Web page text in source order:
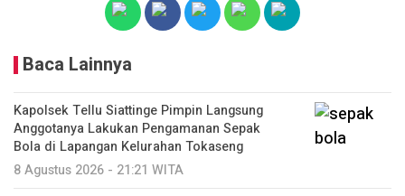
Baca Lainnya
Kapolsek Tellu Siattinge Pimpin Langsung
Anggotanya Lakukan Pengamanan Sepak
Bola di Lapangan Kelurahan Tokaseng
8 Agustus 2026 - 21:21 WITA